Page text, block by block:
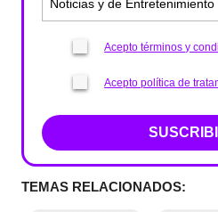
Acepto términos y
Acepto política de
TEMAS RELACIONADOS: